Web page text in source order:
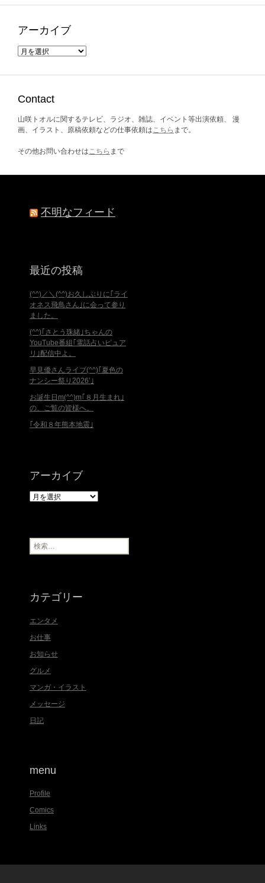
アーカイブ
ア
ブ
Contact
山咲トオルに関するテレビ、ラジオ、雑誌、イベント等出演依頼、 漫
画、イラスト、原稿依頼などの仕事依頼はこちら まで。
その他お問い合わせはこちら まで
不明なフィード
最近の投稿
(^^)／＼(^^)お久しぶりに｢ライ
オネス飛鳥さん｣に会って参り
ました。
(^^)｢さとう珠緒｣ちゃんの
YouTube番組｢電話占いピュア
リ｣配信中よ。
早見優さんライブ(^^)｢夏色の
ナンシー祭り2026’｣
お誕生日m(^^)m｢８月生まれ｣
の、ご覧の皆様へ。
｢令和８年熊本地震｣
アーカイブ
ア
ブ
検
索
カテゴリー
エンタメ
お仕事
お知らせ
グルメ
マンガ・イラスト
メッセージ
日記
menu
Profile
Comics
Links